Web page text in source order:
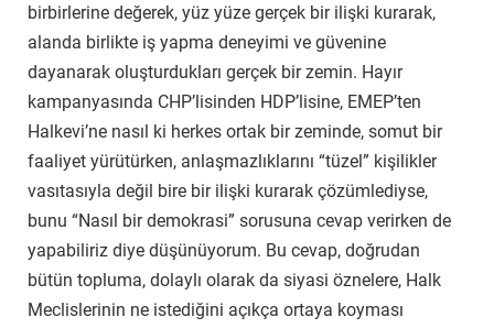
birbirlerine değerek, yüz yüze gerçek bir ilişki kurarak,
alanda birlikte iş yapma deneyimi ve güvenine
dayanarak oluşturdukları gerçek bir zemin. Hayır
kampanyasında CHP’lisinden HDP’lisine, EMEP’ten
Halkevi’ne nasıl ki herkes ortak bir zeminde, somut bir
faaliyet yürütürken, anlaşmazlıklarını “tüzel” kişilikler
vasıtasıyla değil bire bir ilişki kurarak çözümlediyse,
bunu “Nasıl bir demokrasi” sorusuna cevap verirken de
yapabiliriz diye düşünüyorum. Bu cevap, doğrudan
bütün topluma, dolaylı olarak da siyasi öznelere, Halk
Meclislerinin ne istediğini açıkça ortaya koyması